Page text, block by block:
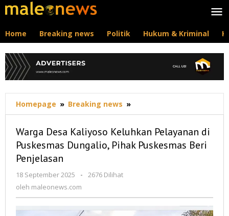
Lewati
ke
Home Breaking news Politik Hukum & Kriminal
Homepage » Breaking news »
Desa
Keluhkan
Pelayanan
Puskesmas
Beri
Warga Desa Kaliyoso Keluhkan Pelayanan di
Puskesmas Dungalio, Pihak Puskesmas Beri
Penjelasan
18 September 2025
oleh
-
2676 Dilihat
oleh maleonews.com